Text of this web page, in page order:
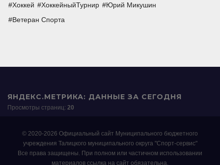
Хоккей
ХоккейныйТурнир
Юрий Микушин
Ветеран Спорта
ЯНДЕКС.МЕТРИКА: ДАННЫЕ ЗА СЕГОДНЯ
Просмотры страниц: 20
© 2020-2026 Официальный сайт Муниципального бюджетного
учреждения Талицкого муниципального округа "Спорт-сервис"
Все права защищены. При полном или частичном использовании
материалов ссылка на сайт обязательна.